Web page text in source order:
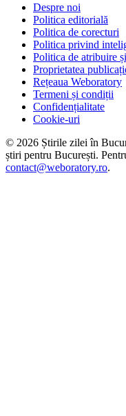
Despre noi
Politica editorială
Politica de corecturi
Politica privind
Politica de atribuire
Proprietatea
Rețeaua Weboratory
Termeni și condiții
Confidențialitate
Cookie-uri
© 2026 Știrile zilei în
știri pentru București.
contact@weboratory.ro.